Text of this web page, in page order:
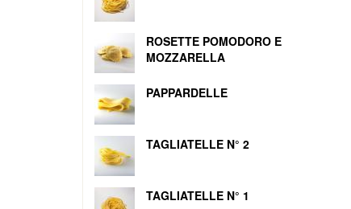
ROSETTE POMODORO E
MOZZARELLA
PAPPARDELLE
TAGLIATELLE N° 2
TAGLIATELLE N° 1